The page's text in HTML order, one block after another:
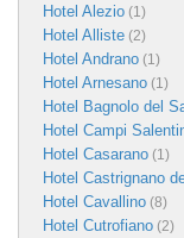
Hotel Alezio (1)
Hotel Alliste (2)
Hotel Andrano (1)
Hotel Arnesano (1)
Hotel Bagnolo del
Hotel Campi
Hotel Casarano (1)
Hotel Castrignano
Hotel Cavallino (8)
Hotel Cutrofiano (2)